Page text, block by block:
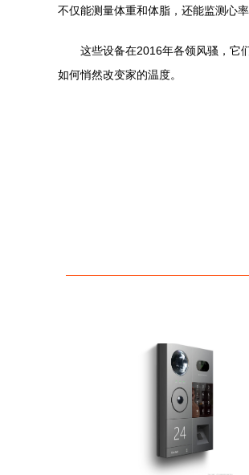
不仅能测量体重和体脂，还能监测心
这些设备在2016年各领风骚，它
如何悄然改变家的温度。